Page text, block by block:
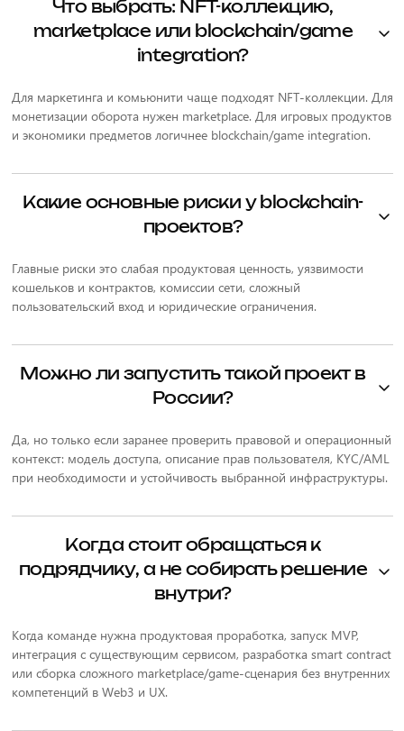
Что выбрать: NFT-коллекцию,
marketplace или blockchain/game
integration?
Для маркетинга и комьюнити чаще подходят NFT-коллекции. Для
монетизации оборота нужен marketplace. Для игровых продуктов
и экономики предметов логичнее blockchain/game integration.
Какие основные риски у blockchain-
проектов?
Главные риски это слабая продуктовая ценность, уязвимости
кошельков и контрактов, комиссии сети, сложный
пользовательский вход и юридические ограничения.
Можно ли запустить такой проект в
России?
Да, но только если заранее проверить правовой и операционный
контекст: модель доступа, описание прав пользователя, KYC/AML
при необходимости и устойчивость выбранной инфраструктуры.
Когда стоит обращаться к
подрядчику, а не собирать решение
внутри?
Когда команде нужна продуктовая проработка, запуск MVP,
интеграция с существующим сервисом, разработка smart contract
или сборка сложного marketplace/game-сценария без внутренних
компетенций в Web3 и UX.